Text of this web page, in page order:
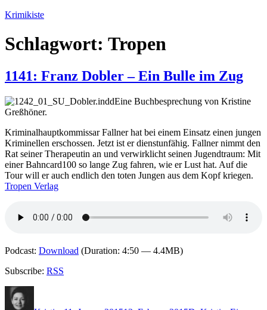
Zum
springen
Krimikiste
Schlagwort: Tropen
1141: Franz Dobler – Ein Bulle im Zug
Eine Buchbesprechung von Kristine
Greßhöner.
Kriminalhauptkommissar Fallner hat bei einem Einsatz einen jungen
Kriminellen erschossen. Jetzt ist er dienstunfähig. Fallner nimmt den
Rat seiner Therapeutin an und verwirklicht seinen Jugendtraum: Mit
einer Bahncard100 so lange Zug fahren, wie er Lust hat. Auf die
Tour will er auch endlich den toten Jungen aus dem Kopf kriegen.
Tropen Verlag
Podcast: Download (Duration: 4:50 — 4.4MB)
Subscribe: RSS